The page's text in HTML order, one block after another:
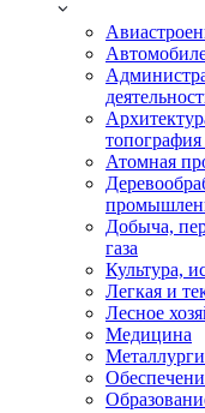
Атомная
Добыча,
газа
Культура,
Легкая и
Лесное
Медицина